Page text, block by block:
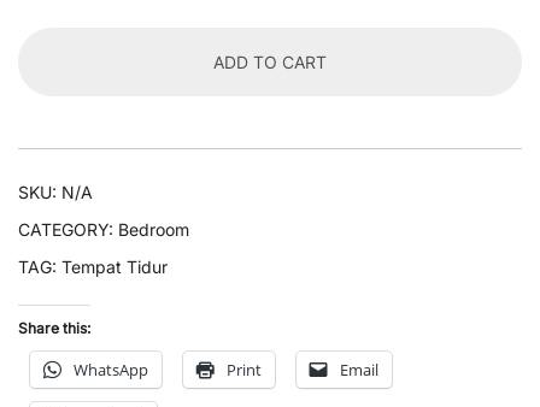
ADD TO CART
SKU: N/A
CATEGORY: Bedroom
TAG: Tempat Tidur
Share this:
WhatsApp Print Email